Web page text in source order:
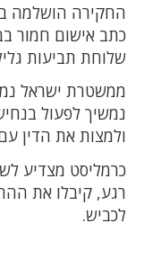
החקירה הושלמה
כתב אישום חמור
שלוחת תביעות
ממשטרת ישראל
נמשיך לפעול
ולמצות את הדין
כרמליסט מצדיע
רגע, קיבלו את
לכביש.